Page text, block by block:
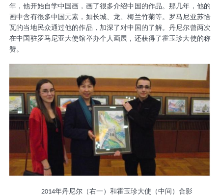
年，他开始自学中国画，画了很多介绍中国的作品。那几年，他的
画中含有很多中国元素，如长城、龙、梅兰竹菊等。罗马尼亚苏恰
瓦的当地民众通过他的作品，加深了对中国的了解。丹尼尔曾两次
在中国驻罗马尼亚大使馆举办个人画展，还获得了霍玉珍大使的称
赞。
2014年丹尼尔（右一）和霍玉珍大使（中间）合影